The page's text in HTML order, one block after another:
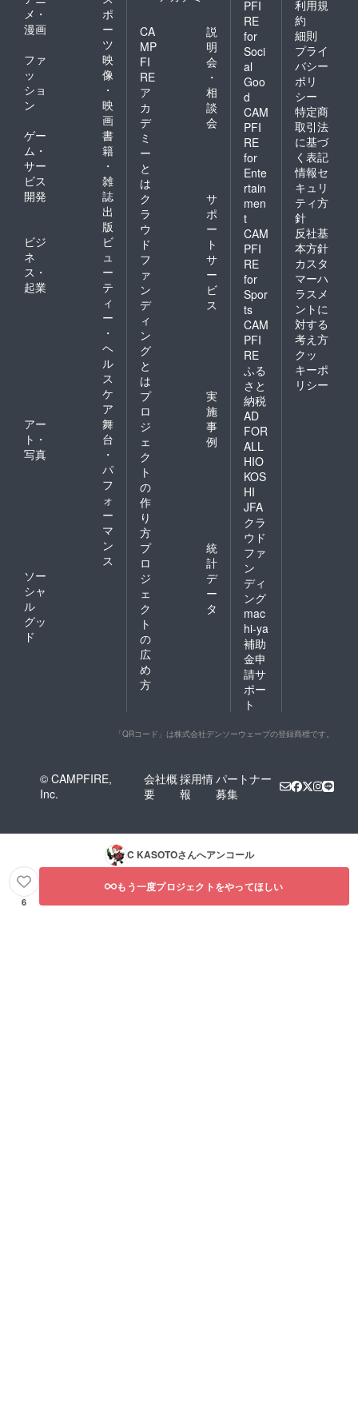
メ・
漫画
ポ
ー
ツ
ファ
ッ
ショ
ン
映
像
・
映
画
ゲー
ム・
サー
ビス
開発
書
籍
・
雑
誌
出
版
ビジ
ネ
ス・
起業
ビ
ュ
ー
テ
ィ
ー
・
ヘ
ル
ス
ケ
ア
アー
ト・
写真
舞
台
・
パ
フ
ォ
ー
マ
ン
ス
ソー
シャ
ル
グッ
ド
CA
MP
FI
RE
ア
カ
デ
ミ
ー
と
は
説
明
会
・
相
談
会
ク
ラ
ウ
ド
フ
ァ
ン
デ
ィ
ン
グ
と
は
サ
ポ
ー
ト
サ
ー
ビ
ス
プ
ロ
ジ
ェ
ク
ト
の
作
り
方
実
施
事
例
プ
ロ
ジ
ェ
ク
ト
の
広
め
方
統
計
デ
ー
タ
PFI
RE
for
Soci
al
Goo
d
CAM
PFI
RE
for
Ente
rtain
men
t
CAM
PFI
RE
for
Spor
ts
CAM
PFI
RE
ふる
さと
納税
AD
FOR
ALL
HIO
KOS
HI
JFA
クラ
ウド
ファ
ン
ディ
ング
mac
hi-ya
補助
金申
請サ
ポー
ト
利用規
約
細則
プライ
バシー
ポリ
シー
特定商
取引法
に基づ
く表記
情報セ
キュリ
ティ方
針
反社基
本方針
カスタ
マーハ
ラスメ
ントに
対する
考え方
クッ
キーポ
リシー
「QRコード」は株式会社デンソーウェーブの登録商標です。
© CAMPFIRE,
Inc.
会社概
要
採用情
報
パートナー
募集
C KASOTOさんへアンコール
6
もう一度プロジェクトをやってほしい